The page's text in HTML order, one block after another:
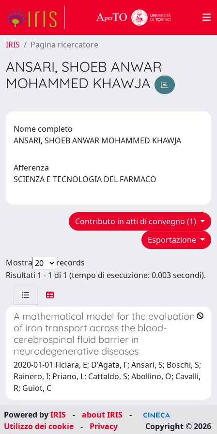
IRIS Pagina ricercatore
ANSARI, SHOEB ANWAR
MOHAMMED KHAWJA
Nome completo
ANSARI, SHOEB ANWAR MOHAMMED KHAWJA
Afferenza
SCIENZA E TECNOLOGIA DEL FARMACO
Contributo in atti di convegno (1)
Esportazione
Mostra
records
Risultati 1 - 1 di 1 (tempo di esecuzione: 0.003 secondi).
A mathematical model for the evaluation
of iron transport across the blood-
cerebrospinal fluid barrier in
neurodegenerative diseases
2020-01-01 Ficiara, E; D'Agata, F; Ansari, S; Boschi, S;
Rainero, I; Priano, L; Cattaldo, S; Abollino, O; Cavalli,
R; Guiot, C
Powered byIRIS - about IRIS
-
Utilizzo dei cookie
- Privacy Copyright © 2026